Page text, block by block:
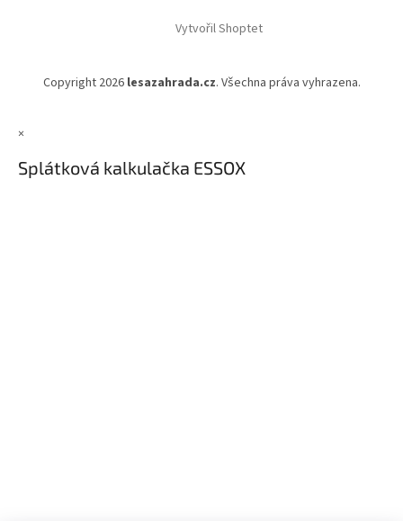
Vytvořil Shoptet
Copyright 2026 lesazahrada.cz. Všechna práva vyhrazena.
×
Splátková kalkulačka ESSOX